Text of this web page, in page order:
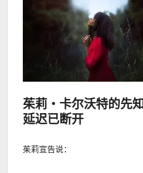
茱莉‧卡尔沃特的先知
延迟已断开
茱莉宣告说：